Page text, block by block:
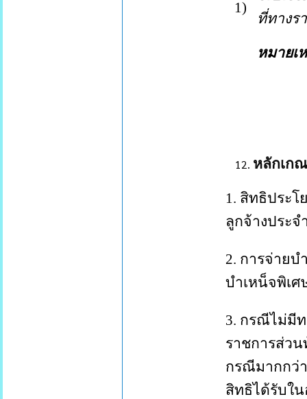
1)
ที่ทางร
หมายเ
หลักเก
1. สิทธิประโ
ลูกจ้างประ
2. การจ่ายบ
บำเหน็จพิเ
3. กรณีไม่มีท
ราชการส่ว
กรณีมากกว่
สิทธิได้รับใ